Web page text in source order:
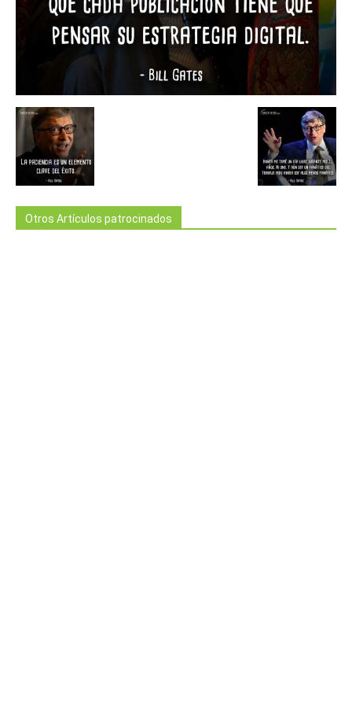
Otros Artículos patrocinados